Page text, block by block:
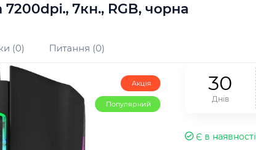
7200dpi., 7кн., RGB, чорна
(0) Питання (0)
Акція
Популярний
30
Днів
Є в наявності